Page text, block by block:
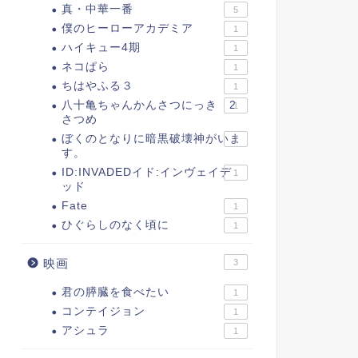
真・中華一番 5
僕のヒーローアカデミア 1
ハイキュー4期 1
ネコぱら 1
ちはやふる３ 1
八十亀ちゃんかんさつにっき 2
さつめ
1
ぼくのとなりに暗黒破壊神がいま
す。
1
ID:INVADEDイド:インヴェイデ
ッド
1
Fate 1
ひぐらしのなく頃に 1
映画 3
君の膵臓を食べたい 1
コンテイジョン 1
アシュラ 1